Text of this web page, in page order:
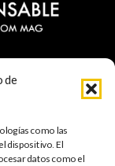
de
como las
dispositivo. El
datos como el
S.L.